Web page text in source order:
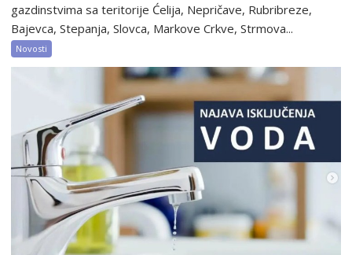
gazdinstvima sa teritorije Ćelija, Nepričave, Rubribreze,
Bajevca, Stepanja, Slovca, Markove Crkve, Strmova...
Novosti